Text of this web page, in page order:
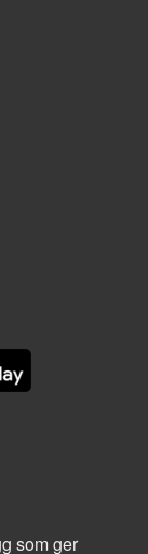
som ger